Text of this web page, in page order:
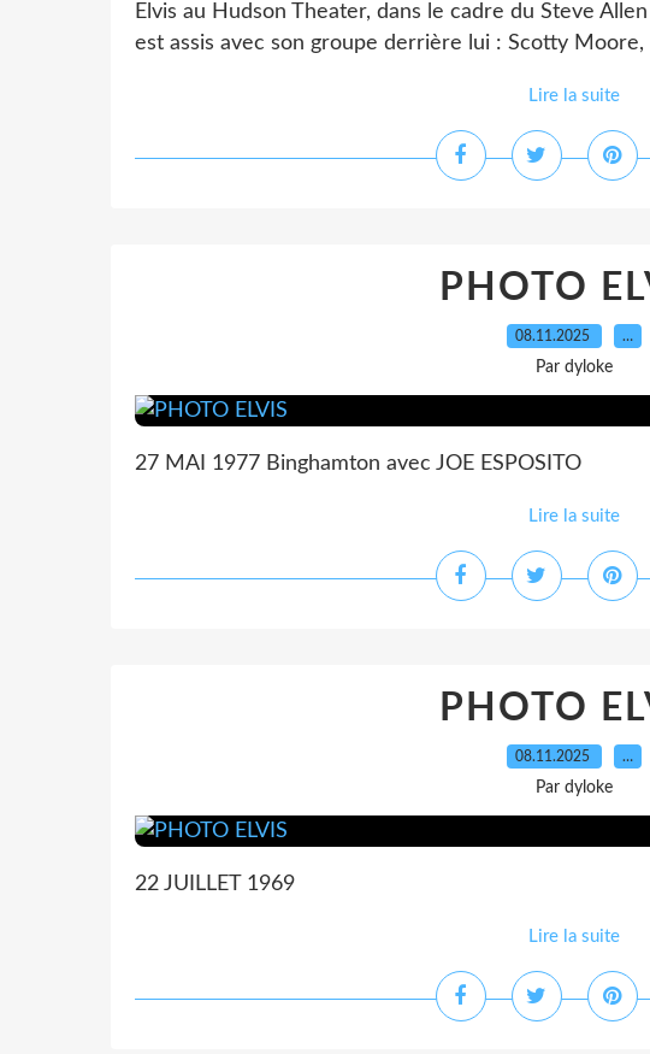
Elvis au Hudson Theater, dans le cadre du Steve
est assis avec son groupe derrière lui : Scotty Moore,
Lire la suite
PHOTO
08.11.2025 …
Par dyloke
27 MAI 1977 Binghamton avec JOE ESPOSITO
Lire la suite
PHOTO
08.11.2025 …
Par dyloke
22 JUILLET 1969
Lire la suite